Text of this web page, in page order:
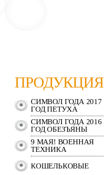
ПРОДУКЦИЯ
СИМВОЛ ГОДА 2017
ГОД ПЕТУХА
СИМВОЛ ГОДА 2016
ГОД ОБЕЗЪЯНЫ
9 МАЯ! ВОЕННАЯ
ТЕХНИКА
КОШЕЛЬКОВЫЕ